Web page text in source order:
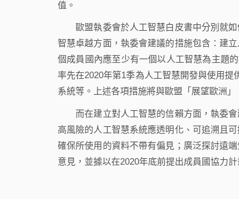
值。
歐盟執委會於人工智慧白皮書中分別就如
智慧卓越方面，執委會建議的措施包含：建
個成員國內應至少有一個以人工智慧為主題
率先在2020年第1季為人工智慧開發與使用
系統等。上述各項措施將與歐盟「展望歐洲
而在建立對人工智慧的信賴方面，執委會
高風險的人工智慧系統應透明化、可追溯且
確保所使用的資料不帶有偏見；廣泛探討遠
意見，並據以在2020年底前提出成員國協力